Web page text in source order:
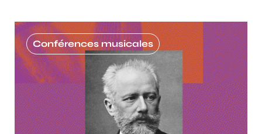
Conférences musicales